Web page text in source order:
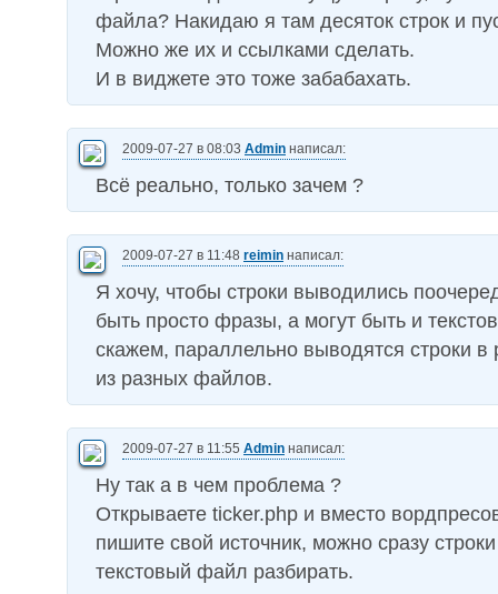
файла? Накидаю я там десяток строк и
Можно же их и ссылками сделать.
И в виджете это тоже забабахать.
2009-07-27 в 08:03 Admin написал:
Всё реально, только зачем ?
2009-07-27 в 11:48 reimin написал:
Я хочу, чтобы строки выводились
быть просто фразы, а могут быть и
скажем, параллельно выводятся строки в
из разных файлов.
2009-07-27 в 11:55 Admin написал:
Ну так а в чем проблема ?
Открываете ticker.php и вместо
пишите свой источник, можно сразу
текстовый файл разбирать.